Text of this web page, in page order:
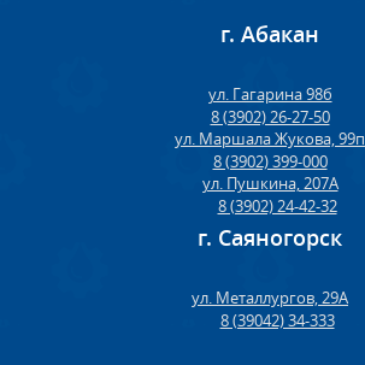
г. Абакан
ул. Гагарина 98б
8 (3902) 26-27-50
ул. Маршала Жукова, 99п
8 (3902) 399-000
ул. Пушкина, 207А
8 (3902) 24-42-32
г. Саяногорск
ул. Металлургов, 29А
8 (39042) 34-333